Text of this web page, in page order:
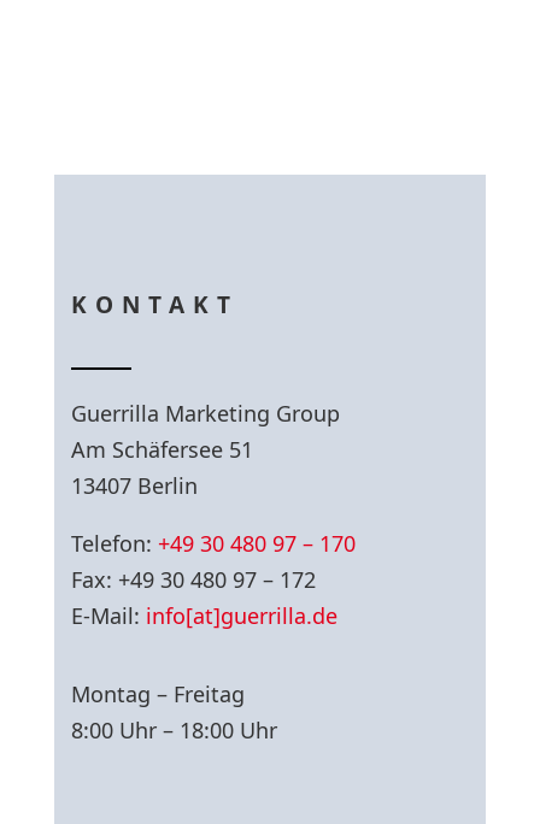
KONTAKT
Guerrilla Marketing Group
Am Schäfersee 51
13407 Berlin
Telefon: +49 30 480 97 – 170
Fax: +49 30 480 97 – 172
E-Mail: info[at]guerrilla.de
Montag – Freitag
8:00 Uhr – 18:00 Uhr